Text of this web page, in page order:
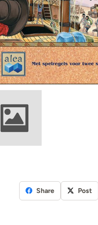
Share Post